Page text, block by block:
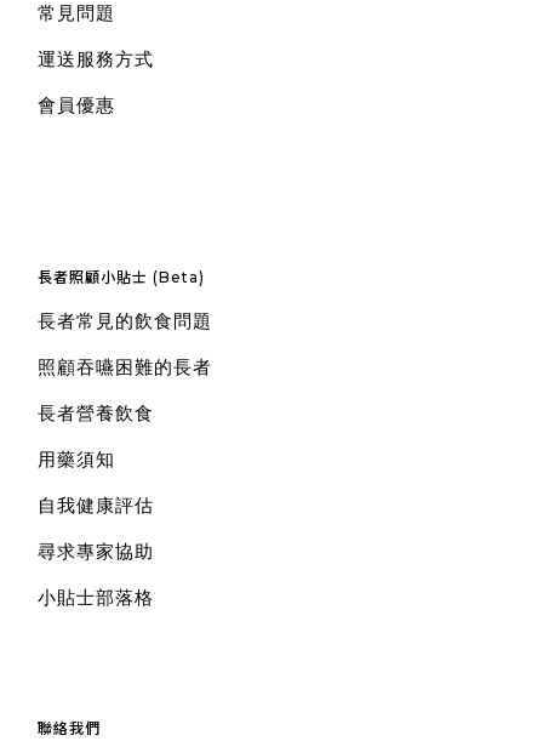
常見問題
運送服務方式
會員優惠
長者照顧小貼士 (Beta)
長者常見的飲食問題
照顧吞嚥困難的長者
長者營養飲食
用藥須知
自我健康評估
尋求專家協助
小貼士部落格
聯絡我們